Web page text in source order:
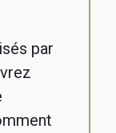
par